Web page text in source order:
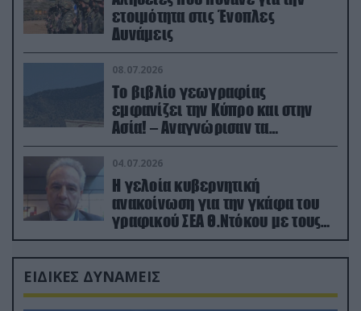
ετοιμότητα στις Ένοπλες
Δυνάμεις
08.07.2026
Το βιβλίο γεωγραφίας
εμφανίζει την Κύπρο και στην
Ασία! – Αναγνώρισαν τα
κατεχόμενα; (φωτο)
04.07.2026
Η γελοία κυβερνητική
ανακοίνωση για την γκάφα του
γραφικού ΣΕΑ Θ.Ντόκου με τους
Ρώσους φαρσέρ
ΕΙΔΙΚΕΣ ΔΥΝΑΜΕΙΣ